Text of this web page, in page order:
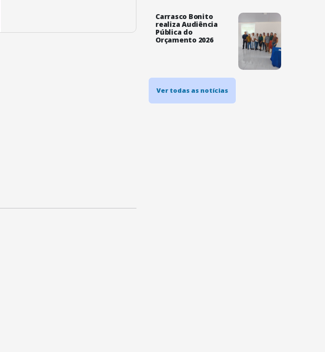
Carrasco Bonito
realiza Audiência
Pública do
Orçamento 2026
Ver todas as notícias